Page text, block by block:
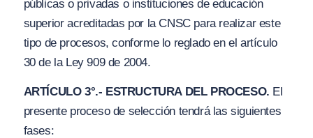
públicas o privadas o instituciones de educación
superior acreditadas por la CNSC para realizar este
tipo de procesos, conforme lo reglado en el artículo
30 de la Ley 909 de 2004.
ARTÍCULO 3°.- ESTRUCTURA DEL PROCESO. El
presente proceso de selección tendrá las siguientes
fases: